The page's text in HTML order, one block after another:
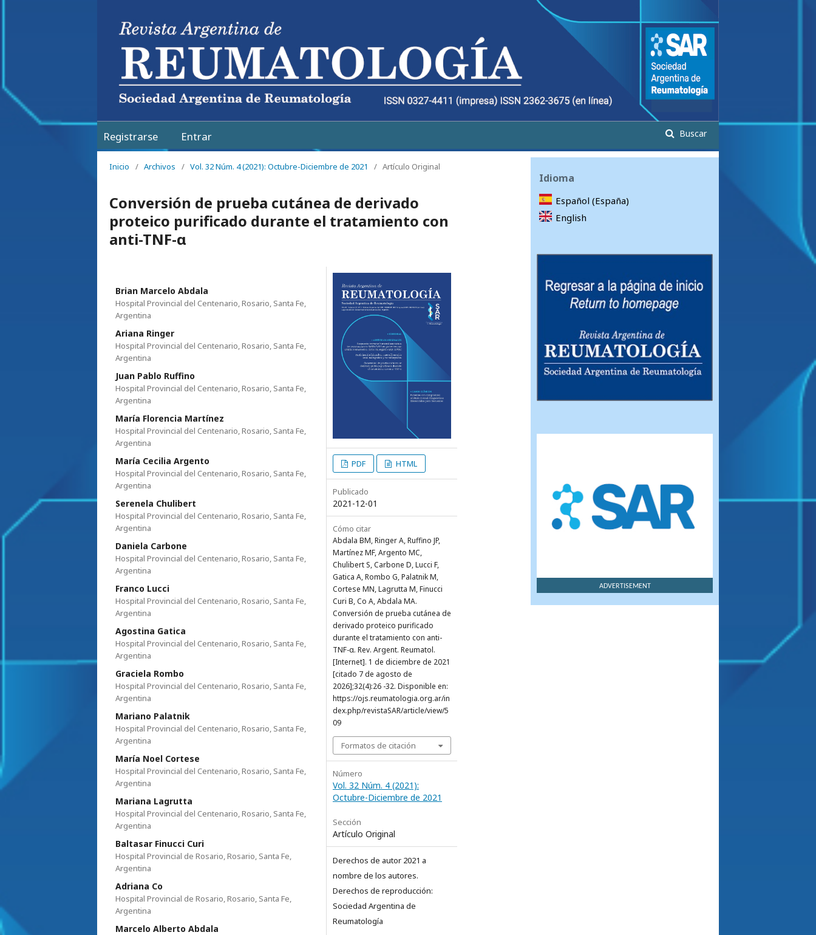
Registrarse Entrar Buscar
Inicio / Archivos / Vol. 32 Núm. 4 (2021): Octubre-Diciembre de 2021 / Artículo Original
Conversión de prueba cutánea de derivado
proteico purificado durante el tratamiento con
anti-TNF-α
Brian Marcelo Abdala
Hospital Provincial del Centenario, Rosario, Santa Fe,
Argentina
Ariana Ringer
Hospital Provincial del Centenario, Rosario, Santa Fe,
Argentina
Juan Pablo Ruffino
Hospital Provincial del Centenario, Rosario, Santa Fe,
Argentina
María Florencia Martínez
Hospital Provincial del Centenario, Rosario, Santa Fe,
Argentina
María Cecilia Argento
Hospital Provincial del Centenario, Rosario, Santa Fe,
Argentina
Serenela Chulibert
Hospital Provincial del Centenario, Rosario, Santa Fe,
Argentina
Daniela Carbone
Hospital Provincial del Centenario, Rosario, Santa Fe,
Argentina
Franco Lucci
Hospital Provincial del Centenario, Rosario, Santa Fe,
Argentina
Agostina Gatica
Hospital Provincial del Centenario, Rosario, Santa Fe,
Argentina
Graciela Rombo
Hospital Provincial del Centenario, Rosario, Santa Fe,
Argentina
Mariano Palatnik
Hospital Provincial del Centenario, Rosario, Santa Fe,
Argentina
María Noel Cortese
Hospital Provincial del Centenario, Rosario, Santa Fe,
Argentina
Mariana Lagrutta
Hospital Provincial del Centenario, Rosario, Santa Fe,
Argentina
Baltasar Finucci Curi
Hospital Provincial de Rosario, Rosario, Santa Fe,
Argentina
Adriana Co
Hospital Provincial de Rosario, Rosario, Santa Fe,
Argentina
Marcelo Alberto Abdala
PDF HTML
Publicado
2021-12-01
Cómo citar
Abdala BM, Ringer A, Ruffino JP,
Martínez MF, Argento MC,
Chulibert S, Carbone D, Lucci F,
Gatica A, Rombo G, Palatnik M,
Cortese MN, Lagrutta M, Finucci
Curi B, Co A, Abdala MA.
Conversión de prueba cutánea de
derivado proteico purificado
durante el tratamiento con anti-
TNF-α. Rev. Argent. Reumatol.
[Internet]. 1 de diciembre de 2021
[citado 7 de agosto de
2026];32(4):26 -32. Disponible en:
https://ojs.reumatologia.org.ar/in
dex.php/revistaSAR/article/view/5
09
Formatos de citación
Número
Vol. 32 Núm. 4 (2021):
Octubre-Diciembre de 2021
Sección
Artículo Original
Derechos de autor 2021 a
nombre de los autores.
Derechos de reproducción:
Sociedad Argentina de
Reumatología
Idioma
Español (España)
English
ADVERTISEMENT